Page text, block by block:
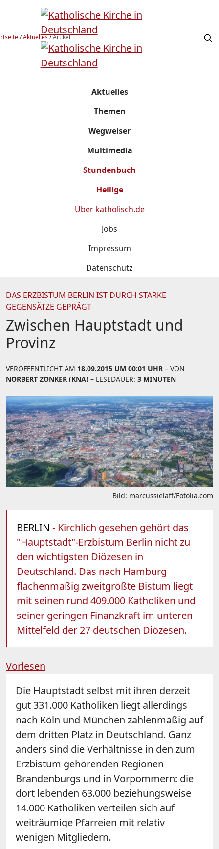
/Aktuelles/Artikel
Aktuelles
Themen
Wegweiser
Multimedia
Stundenbuch
Heilige
Über katholisch.de
Jobs
Impressum
Datenschutz
DAS ERZBISTUM BERLIN IST DURCH STARKE
GEGENSÄTZE GEPRÄGT
Zwischen Hauptstadt und
Provinz
VERÖFFENTLICHT AM 18.09.2015 UM 00:01 UHR – VON
NORBERT ZONKER (KNA) – LESEDAUER: 3 MINUTEN
Bild: marcussielaff/Fotolia.com
BERLIN - Kirchlich gesehen gehört das
"Hauptstadt"-Erzbistum Berlin nicht zu
den wichtigsten Diözesen in
Deutschland. Das nach Hamburg
flächenmäßig zweitgrößte Bistum liegt
mit seinen rund 409.000 Katholiken und
seiner geringen Finanzkraft im unteren
Mittelfeld der 27 deutschen Diözesen.
Vorlesen
Die Hauptstadt selbst mit ihren derzeit
gut 331.000 Katholiken liegt allerdings
nach Köln und München zahlenmäßig auf
dem dritten Platz in Deutschland. Ganz
anders sind die Verhältnisse in den zum
Erzbistum gehörenden Regionen
Brandenburgs und in Vorpommern: die
dort lebenden 63.000 beziehungsweise
14.000 Katholiken verteilen sich auf
weiträumige Pfarreien mit relativ
wenigen Mitgliedern.